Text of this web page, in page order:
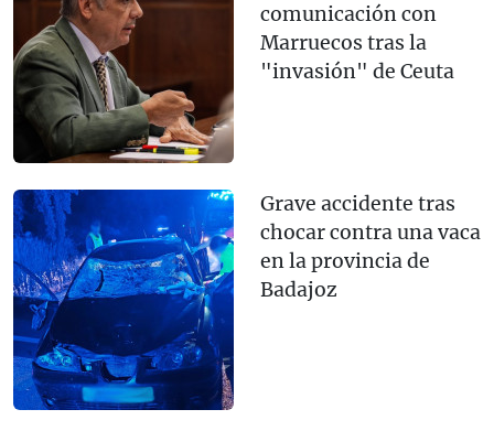
comunicación con
Marruecos tras la
"invasión" de Ceuta
Grave accidente tras
chocar contra una vaca
en la provincia de
Badajoz